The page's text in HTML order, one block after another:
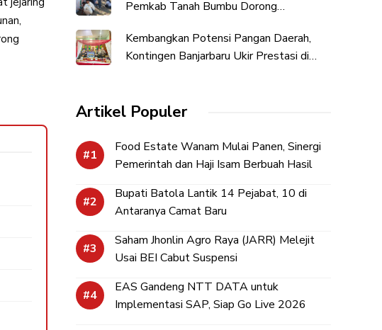
Pemkab Tanah Bumbu Dorong
Kembangkan Potensi Pangan Daerah,
Kontingen Banjarbaru Ukir Prestasi di
Artikel Populer
Food Estate Wanam Mulai Panen, Sinergi
Pemerintah dan Haji Isam Berbuah Hasil
Bupati Batola Lantik 14 Pejabat, 10 di
Antaranya Camat Baru
Saham Jhonlin Agro Raya (JARR) Melejit
Usai BEI Cabut Suspensi
EAS Gandeng NTT DATA untuk
Implementasi SAP, Siap Go Live 2026